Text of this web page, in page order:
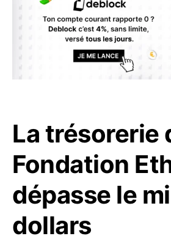
La trésorerie
Fondation
dépasse le
dollars